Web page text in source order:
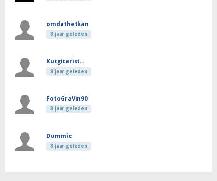
omdathetkan
8 jaar geleden
Kutgitarist...
8 jaar geleden
FotoGraVin90
8 jaar geleden
Dummie
8 jaar geleden